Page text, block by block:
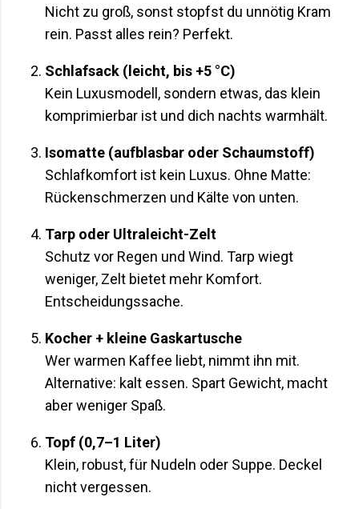
Nicht zu groß, sonst stopfst du unnötig Kram
rein. Passt alles rein? Perfekt.
Schlafsack (leicht, bis +5 °C)
Kein Luxusmodell, sondern etwas, das klein
komprimierbar ist und dich nachts warmhält.
Isomatte (aufblasbar oder Schaumstoff)
Schlafkomfort ist kein Luxus. Ohne Matte:
Rückenschmerzen und Kälte von unten.
Tarp oder Ultraleicht-Zelt
Schutz vor Regen und Wind. Tarp wiegt
weniger, Zelt bietet mehr Komfort.
Entscheidungssache.
Kocher + kleine Gaskartusche
Wer warmen Kaffee liebt, nimmt ihn mit.
Alternative: kalt essen. Spart Gewicht, macht
aber weniger Spaß.
Topf (0,7–1 Liter)
Klein, robust, für Nudeln oder Suppe. Deckel
nicht vergessen.